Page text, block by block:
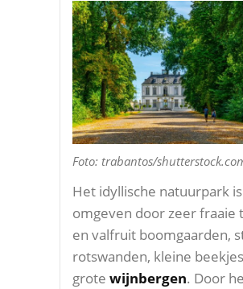
Foto: trabantos/
Het idyllische natuurpark is
omgeven door zeer fraaie
en valfruit boomgaarden,
rotswanden, kleine
grote wijnbergen. Door